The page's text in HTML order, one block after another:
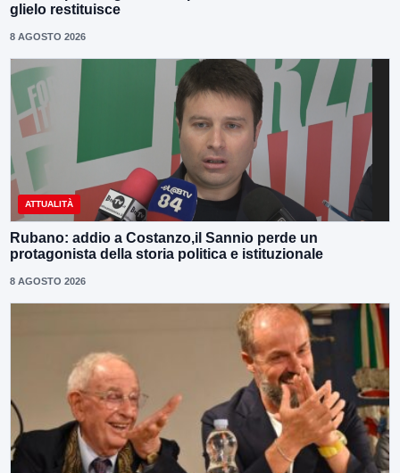
glielo restituisce
8 AGOSTO 2026
ATTUALITÀ
Rubano: addio a Costanzo,il Sannio perde un
protagonista della storia politica e istituzionale
8 AGOSTO 2026